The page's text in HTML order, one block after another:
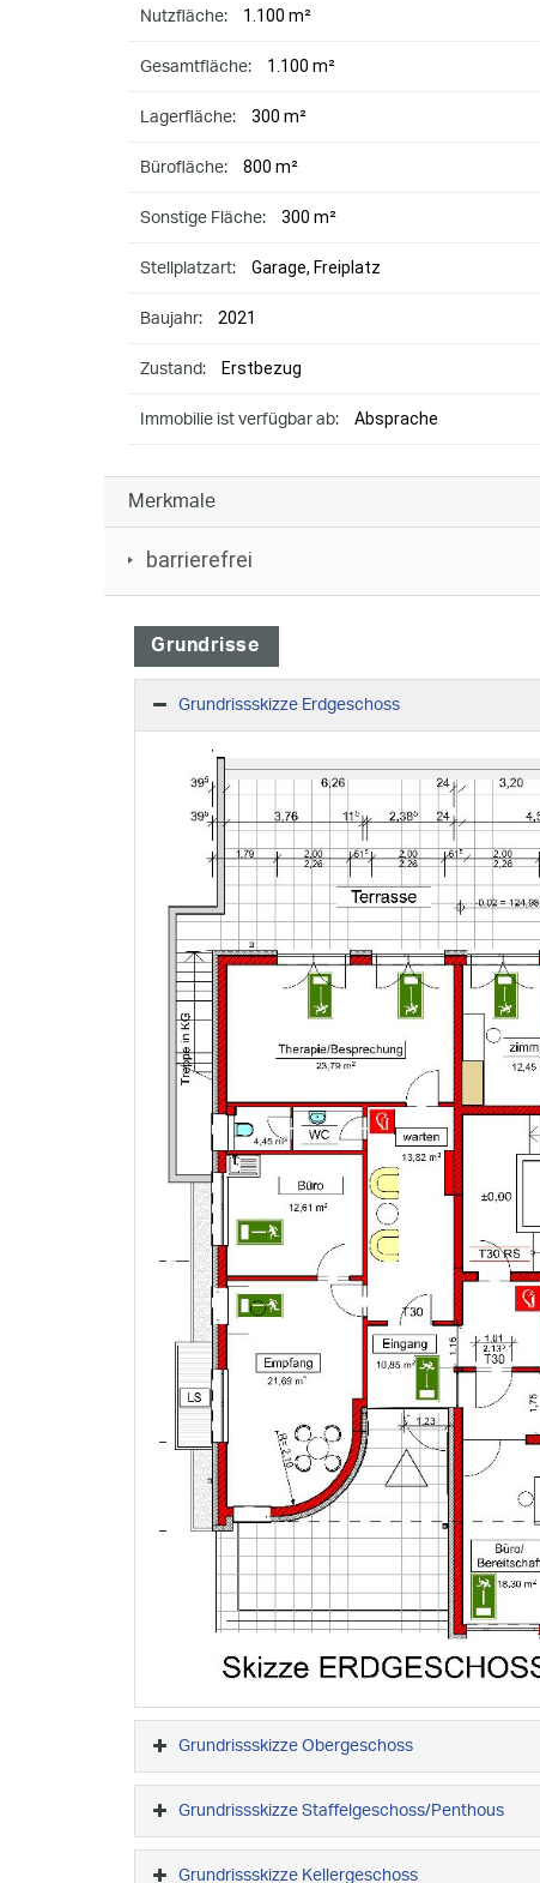
Nutzfläche: 1.100 m²
Gesamtfläche: 1.100 m²
Lagerfläche: 300 m²
Bürofläche: 800 m²
Sonstige Fläche: 300 m²
Stellplatzart: Garage, Freiplatz
Baujahr: 2021
Zustand: Erstbezug
Immobilie ist verfügbar ab: Absprache
Merkmale
barrierefrei
Grundrisse
Grundrissskizze Erdgeschoss
Grundrissskizze Obergeschoss
Grundrissskizze Staffelgeschoss/Penthous
Grundrissskizze Kellergeschoss